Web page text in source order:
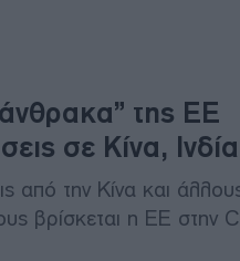
της ΕΕ
σε Κίνα, Ινδία
από την Κίνα και
βρίσκεται η ΕΕ στην